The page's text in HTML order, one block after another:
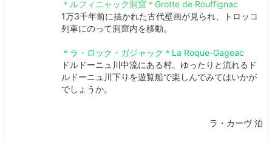
＊ルフィニャック洞窟＊Grotte de Rouffignac
1万3千年前に描かれた古代壁画が見られ、トロッコ
列車にのって洞窟内を移動。
＊ラ・ロック・ガジャック＊La Roque-Gageac
ドルドーニュ川中流にある村。ゆったりと流れるド
ルドーニュ川下りを遊覧船で楽しんでみてはいかが
でしょうか。
ラ・カーヴ 泊